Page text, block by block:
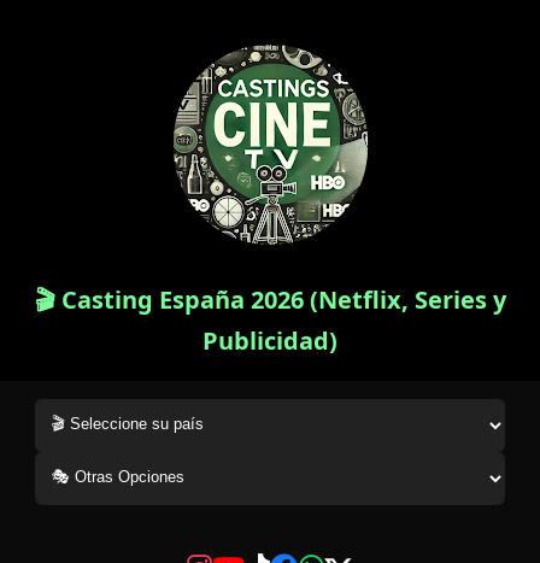
🎬 Casting España 2026 (Netflix, Series y
Publicidad)